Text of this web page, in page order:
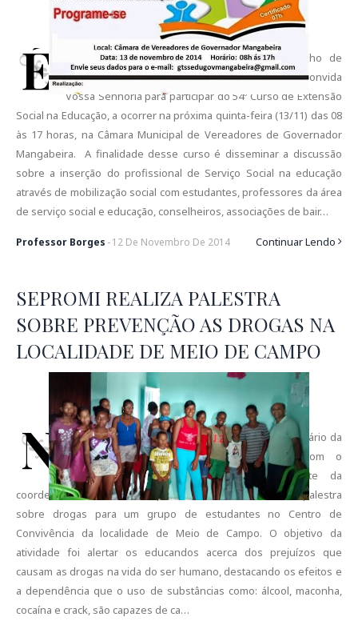
É
com muita satisfação que o Grupo de Trabalho de
Serviço Social na Educação – GTSSEDU da UFRB convida
Vossa Senhoria para participar do 54º Curso de Extensão
Social na Educação, a ocorrer na próxima quinta-feira (13/11) das 08
às 17 horas, na Câmara Municipal de Vereadores de Governador
Mangabeira. A finalidade desse curso é disseminar a discussão
sobre a inserção do profissional de Serviço Social na educação
através de mobilização social com estudantes, professores da área
de serviço social e educação, conselheiros, associações de bair…
Professor Borges -12 De Novembro De 2014 Continuar Lendo
SEPROMI REALIZA PALESTRA
SOBRE PREVENÇÃO AS DROGAS NA
LOCALIDADE DE MEIO DE CAMPO
N
a tarde desta ultima quarta-feira (06/11), o secretário da
SEPROMI, Professor Borges, juntamente com o
Assessor Especial Cássio Alves, a convite da
coordenadora Deisiane e da professora Ana, realizou uma palestra
sobre drogas para um grupo de estudantes no Centro de
Convivência da localidade de Meio de Campo. O objetivo da
atividade foi alertar os educandos acerca dos prejuízos que
causam as drogas na vida do ser humano, destacando os efeitos e
a dependência que o uso de substâncias como: álcool, maconha,
cocaína e crack, são capazes de ca…